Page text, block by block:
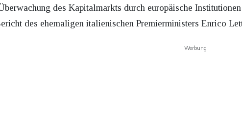
des Kapitalmarkts durch europäische
des ehemaligen italienischen Premierministers Enrico
Werbung